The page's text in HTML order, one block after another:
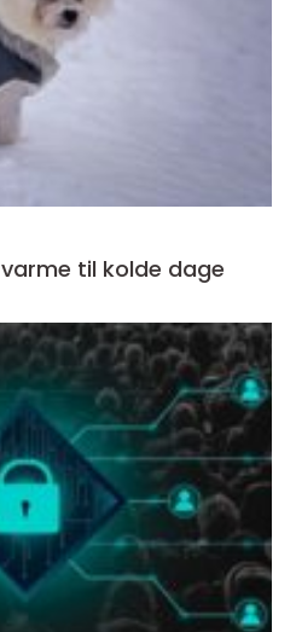
til kolde dage